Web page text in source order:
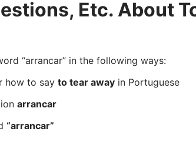
Etc. About
“arrancar” in the following ways:
how to say to tear awayin Portuguese
arrancar
“arrancar”